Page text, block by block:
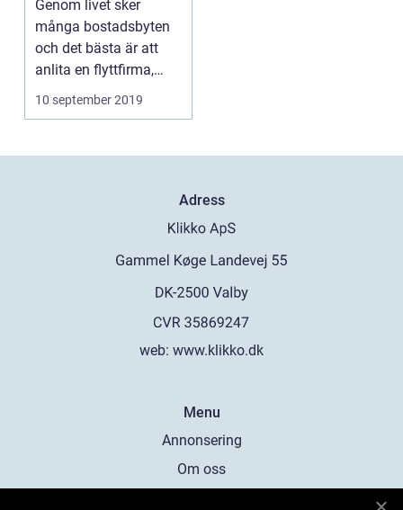
Genom livet sker
många bostadsbyten
och det bästa är att
anlita en flyttfirma,
f&oum...
10 september 2019
Adress
web: www.klikko.dk
Menu
Annonsering
Om oss